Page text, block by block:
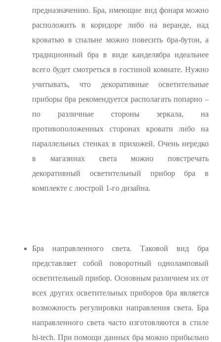
предназначению. Бра, имеющие вид фонаря можно
расположить в коридоре либо на веранде, над
кроватью в спальне можно повесить бра-бутон, а
традиционный бра в виде канделябра идеальнее
всего будет смотреться в гостиной комнате. Нужно
учитывать, что декоративные осветительные
приборы бра рекомендуется располагать попарно –
по различные стороны зеркала, на
противоположенных сторонах кровати либо на
параллельных стенках в прихожей. Очень нередко
в магазинах света можно повстречать
декоративный осветительный прибор бра в
комплекте с люстрой 1-го дизайна.
Бра направленного света. Таковой вид бра
представляет собой поворотный одноламповый
осветительный прибор. Основным различием их от
всех других осветительных приборов бра является
возможность регулировки направления света. Бра
направленного света часто изготовляются в стиле
hi-tech. При помощи данных бра можно прибыльно